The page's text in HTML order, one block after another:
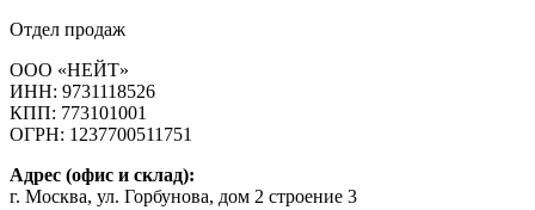
Отдел продаж
ООО «НЕЙТ»
ИНН: 9731118526
КПП: 773101001
ОГРН: 1237700511751
Адрес (офис и склад):
г. Москва, ул. Горбунова, дом 2 строение 3